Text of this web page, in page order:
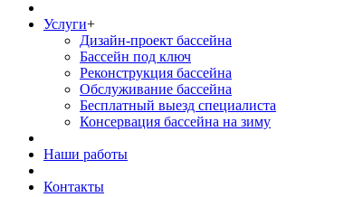
Услуги+
Дизайн-проект бассейна
Бассейн под ключ
Реконструкция бассейна
Обслуживание бассейна
Бесплатный выезд специалиста
Консервация бассейна на зиму
Наши работы
Контакты